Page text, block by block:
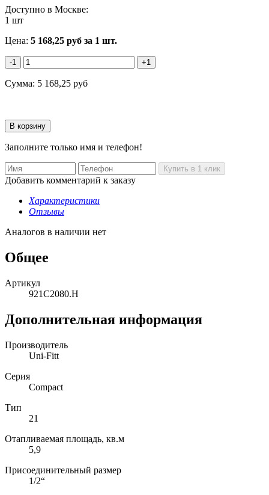
Доступно в Москве:
1 шт
Цена: 5 168,25 руб за 1 шт.
-1 +1
Сумма: 5 168,25 руб
Заполните только имя и телефон!
Добавить комментарий к заказу
Характеристики
Отзывы
Аналогов в наличии нет
Общее
Артикул
921C2080.H
Дополнительная информация
Производитель
Uni-Fitt
Серия
Compact
Тип
21
Отапливаемая площадь, кв.м
5,9
Присоединительный размер
1/2“